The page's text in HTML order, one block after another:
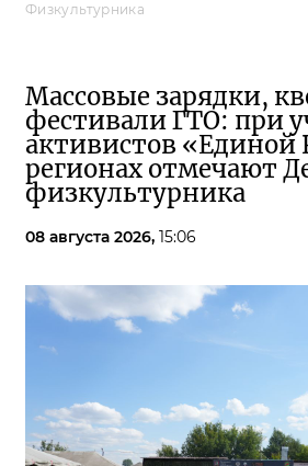
Физкультурника
Массовые зарядки,
фестивали ГТО: при
активистов «Единой
регионах отмечают
физкультурника
08 августа 2026, 15:06